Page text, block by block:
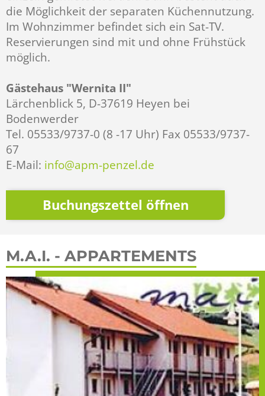
die Möglichkeit der separaten Küchennutzung.
Im Wohnzimmer befindet sich ein Sat-TV.
Reservierungen sind mit und ohne Frühstück
möglich.
Gästehaus "Wernita II"
Lärchenblick 5, D-37619 Heyen bei
Bodenwerder
Tel. 05533/9737-0 (8 -17 Uhr) Fax 05533/9737-
67
E-Mail: info@apm-penzel.de
Buchungszettel öffnen
M.A.I. - APPARTEMENTS